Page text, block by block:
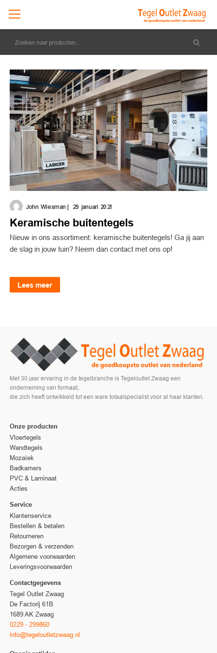
Zoeken naar producten...
John Wiesman | 29 januari 2021
Keramische buitentegels
Nieuw in ons assortiment: keramische buitentegels! Ga jij aan
de slag in jouw tuin? Neem dan contact met ons op!
Lees meer
Met 30 jaar ervaring in de tegelbranche is Tegeloutlet Zwaag een
onderneming van formaat,
die zich heeft ontwikkeld tot een ware totaalspecialist voor al haar klanten.
Onze producten
Vloertegels
Wandtegels
Mozaïek
Badkamers
PVC & Laminaat
Acties
Service
Klantenservice
Bestellen & betalen
Retourneren
Bezorgen & verzenden
Algemene voorwaarden
Leveringsvoorwaarden
Contactgegevens
Tegel Outlet Zwaag
De Factorij 61B
1689 AK Zwaag
0229 - 299860
info@tegeloutletzwaag.nl